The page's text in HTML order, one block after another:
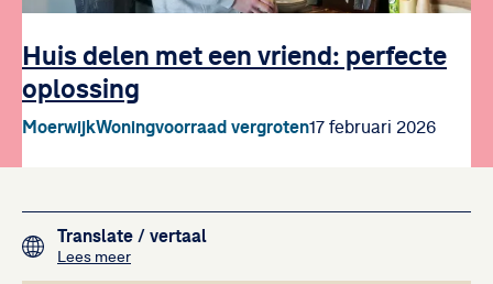
Huis delen met een vriend: perfecte
oplossing
MoerwijkWoningvoorraad vergroten17 februari 2026
Translate / vertaal
Lees meerover het vertalen van de teksten op deze website